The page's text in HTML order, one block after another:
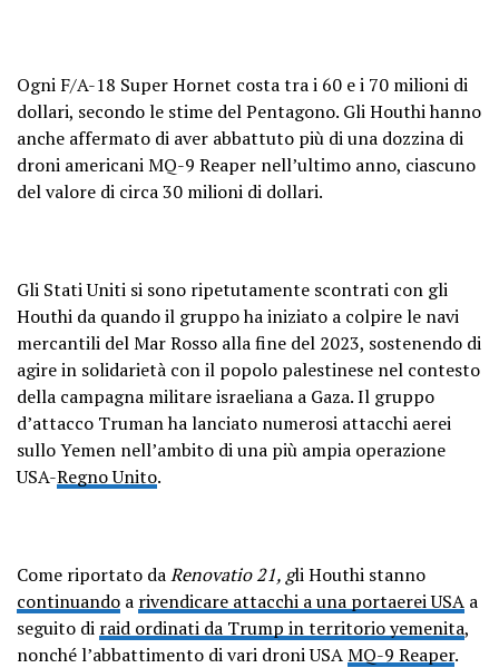
Ogni F/A-18 Super Hornet costa tra i 60 e i 70 milioni di
dollari, secondo le stime del Pentagono. Gli Houthi hanno
anche affermato di aver abbattuto più di una dozzina di
droni americani MQ-9 Reaper nell’ultimo anno, ciascuno
del valore di circa 30 milioni di dollari.
Gli Stati Uniti si sono ripetutamente scontrati con gli
Houthi da quando il gruppo ha iniziato a colpire le navi
mercantili del Mar Rosso alla fine del 2023, sostenendo di
agire in solidarietà con il popolo palestinese nel contesto
della campagna militare israeliana a Gaza. Il gruppo
d’attacco Truman ha lanciato numerosi attacchi aerei
sullo Yemen nell’ambito di una più ampia operazione
USA-Regno Unito.
Come riportato daRenovatio 21, gli Houthi stanno
continuando a rivendicare attacchi a una portaerei USA a
seguito di raid ordinati da Trump in territorio yemenita,
nonché l’abbattimento di vari droni USAMQ-9 Reaper.